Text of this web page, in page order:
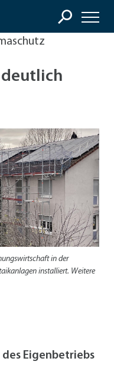
in der
installiert. Weitere
Eigenbetriebs